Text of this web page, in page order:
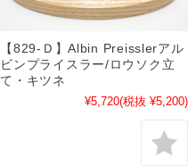
【829-Ｄ】Albin Preisslerアル
ビンプライスラー/ロウソク立
て・キツネ
¥5,720(税抜 ¥5,200)